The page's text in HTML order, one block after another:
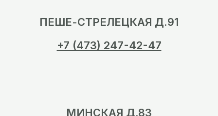
ПЕШЕ-СТРЕЛЕЦКАЯ Д.91
+7 (473) 247-42-47
МИНСКАЯ Д.83